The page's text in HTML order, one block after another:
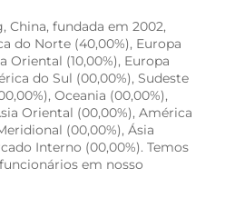
China, fundada em 2002,
do Norte (40,00%), Europa
Oriental (10,00%), Europa
do Sul (00,00%), Sudeste
Oceania (00,00%),
Oriental (00,00%), América
(00,00%), Ásia
Interno (00,00%). Temos
em nosso